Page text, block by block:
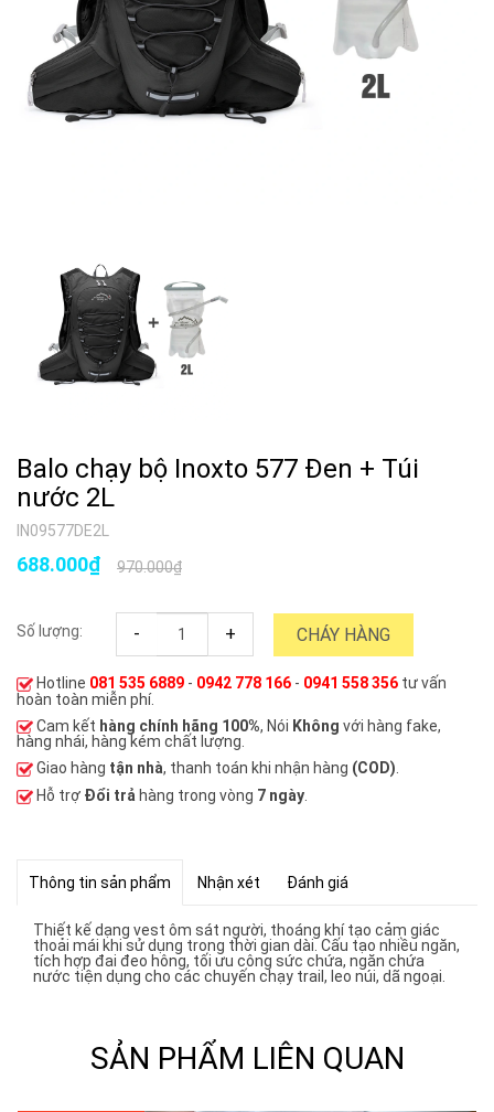
Balo chạy bộ Inoxto 577 Đen + Túi
nước 2L
IN09577DE2L
970.000₫
688.000₫
Số lượng: - + CHÁY HÀNG
Hotline 081 535 6889 - 0942 778 166 - 0941 558 356 tư vấn
hoàn toàn miễn phí.
Cam kết hàng chính hãng 100%, Nói Không với hàng fake,
hàng nhái, hàng kém chất lượng.
Giao hàng tận nhà, thanh toán khi nhận hàng (COD).
Hỗ trợ Đổi trả hàng trong vòng 7 ngày
Thông tin sản phẩm Nhận xét Đánh giá
Thiết kế dạng vest ôm sát người, thoáng khí tạo cảm giác
thoải mái khi sử dụng trong thời gian dài. Cấu tạo nhiều ngăn,
tích hợp đai đeo hông, tối ưu công sức chứa, ngăn chứa
nước tiện dụng cho các chuyến chạy trail, leo núi, dã ngoại.
SẢN PHẨM LIÊN QUAN